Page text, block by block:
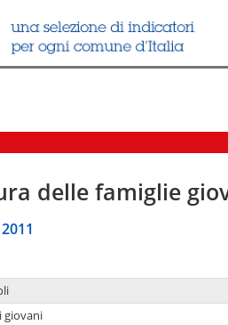
delle famiglie
giovani